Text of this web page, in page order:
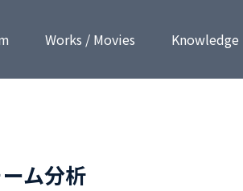
Works / Movies Know­ledge
ム分析